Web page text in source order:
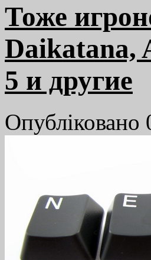
Тоже
Daikatana,
5 и другие
Опубліковано